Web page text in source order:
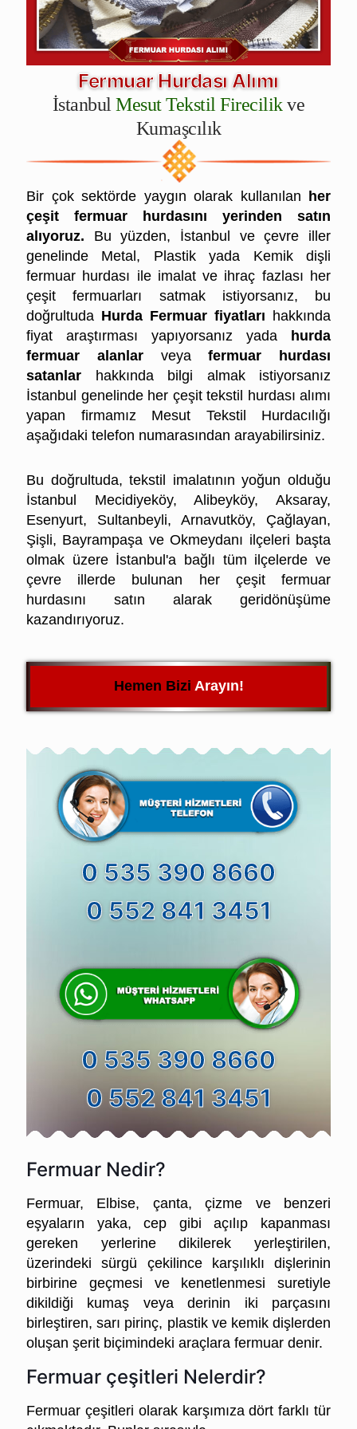
Fermuar Hurdası Alımı
İstanbulMesut Tekstil Firecilikve
Kumaşcılık
Bir çok sektörde yaygın olarak kullanılan
her
çeşit fermuar hurdasını yerinden satın
alıyoruz. Bu yüzden, İstanbul ve çevre iller
genelinde Metal, Plastik yada Kemik dişli
fermuar hurdası ile imalat ve ihraç fazlası her
çeşit fermuarları satmak istiyorsanız, bu
doğrultuda Hurda Fermuar fiyatları hakkında
fiyat araştırması yapıyorsanız yada
hurda
fermuar alanlarveyafermuar hurdası
satanlar hakkında bilgi almak istiyorsanız
İstanbul genelinde her çeşit tekstil hurdası alımı
yapan firmamız Mesut Tekstil Hurdacılığı
aşağıdaki telefon numarasından arayabilirsiniz.
Bu doğrultuda, tekstil imalatının yoğun olduğu
İstanbul Mecidiyeköy, Alibeyköy, Aksaray,
Esenyurt, Sultanbeyli, Arnavutköy, Çağlayan,
Şişli, Bayrampaşa ve Okmeydanı ilçeleri başta
olmak üzere İstanbul'a bağlı tüm ilçelerde ve
çevre illerde bulunan her çeşit fermuar
hurdasını satın alarak geridönüşüme
kazandırıyoruz.
Hemen Bizi Arayın!
0 535 390 8660
0 552 841 3451
0 535 390 8660
0 552 841 3451
Fermuar Nedir?
Fermuar, Elbise, çanta, çizme ve benzeri
eşyaların yaka, cep gibi açılıp kapanması
gereken yerlerine dikilerek yerleştirilen,
üzerindeki sürgü çekilince karşılıklı dişlerinin
birbirine geçmesi ve kenetlenmesi suretiyle
dikildiği kumaş veya derinin iki parçasını
birleştiren, sarı pirinç, plastik ve kemik dişlerden
oluşan şerit biçimindeki araçlara fermuar denir.
Fermuar çeşitleri Nelerdir?
Fermuar çeşitleri olarak karşımıza dört farklı tür